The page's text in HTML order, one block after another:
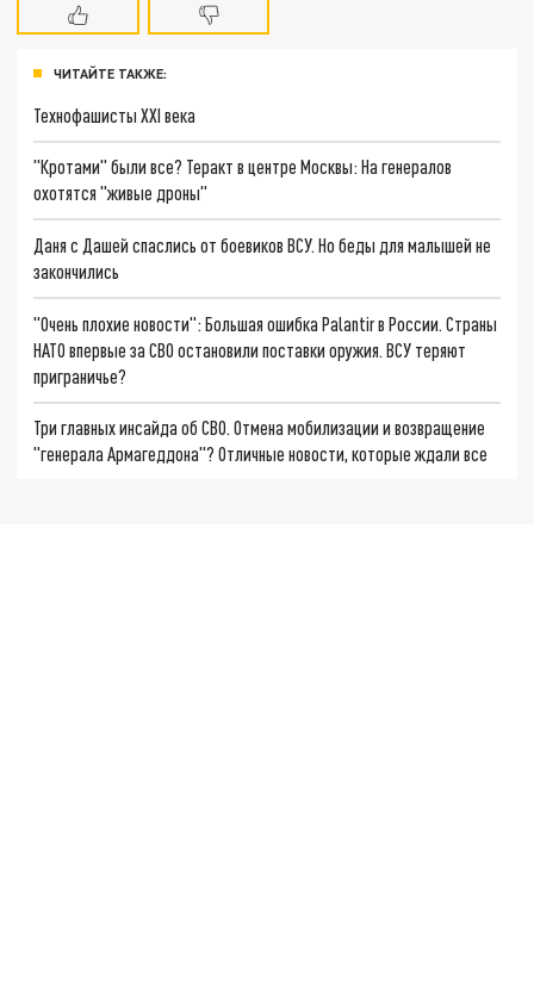
ЧИТАЙТЕ ТАКЖЕ:
Технофашисты XXI века
"Кротами" были все? Теракт в центре Москвы: На генералов
охотятся "живые дроны"
Даня с Дашей спаслись от боевиков ВСУ. Но беды для малышей не
закончились
"Очень плохие новости": Большая ошибка Palantir в России. Страны
НАТО впервые за СВО остановили поставки оружия. ВСУ теряют
приграничье?
Три главных инсайда об СВО. Отмена мобилизации и возвращение
"генерала Армагеддона"? Отличные новости, которые ждали все